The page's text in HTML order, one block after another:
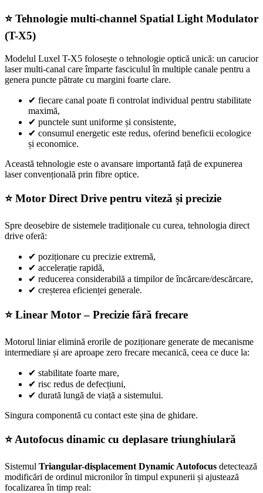
⭐ Tehnologie multi-channel Spatial Light Modulator
(T-X5)
Modelul Luxel T-X5 folosește o tehnologie optică unică: un carucior
laser multi-canal care împarte fasciculul în multiple canale pentru a
genera puncte pătrate cu margini foarte clare.
✔ fiecare canal poate fi controlat individual pentru stabilitate
maximă,
✔ punctele sunt uniforme și consistente,
✔ consumul energetic este redus, oferind beneficii ecologice
și economice.
Această tehnologie este o avansare importantă față de expunerea
laser convențională prin fibre optice.
⭐ Motor Direct Drive pentru viteză și precizie
Spre deosebire de sistemele tradiționale cu curea, tehnologia direct
drive oferă:
✔ poziționare cu precizie extremă,
✔ accelerație rapidă,
✔ reducerea considerabilă a timpilor de încărcare/descărcare,
✔ creșterea eficienței generale.
⭐ Linear Motor – Precizie fără frecare
Motorul liniar elimină erorile de poziționare generate de mecanisme
intermediare și are aproape zero frecare mecanică, ceea ce duce la:
✔ stabilitate foarte mare,
✔ risc redus de defecțiuni,
✔ durată lungă de viață a sistemului.
Singura componentă cu contact este șina de ghidare.
⭐ Autofocus dinamic cu deplasare triunghiulară
Sistemul Triangular-displacement Dynamic Autofocus detectează
modificări de ordinul micronilor în timpul expunerii și ajustează
focalizarea în timp real: